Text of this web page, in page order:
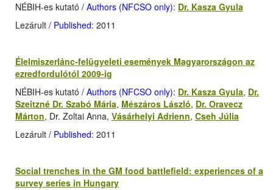
NÉBIH-es kutató / Authors (NFCSO only): Dr. Kasza Gyula
Lezárult / Published: 2011
Élelmiszerlánc-felügyeleti események Magyarországon az
ezredfordulótól 2009-ig
NÉBIH-es kutató / Authors (NFCSO only): Dr. Kasza Gyula, Dr.
Szeitzné Dr. Szabó Mária, Mészáros László, Dr. Oravecz
Márton, Dr. Zoltai Anna, Vásárhelyi Adrienn, Cseh Júlia
Lezárult / Published: 2011
Social trenches in the GM food battlefield: experiences of a
survey series in Hungary